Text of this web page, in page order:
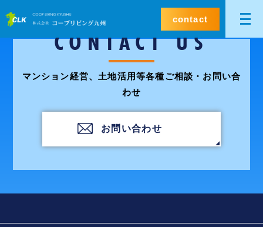
contact
CONTACT US
マンション経営、土地活用等各種ご相談・お問い合
わせ
お問い合わせ